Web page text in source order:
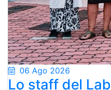
06 Ago 2026
Lo staff del